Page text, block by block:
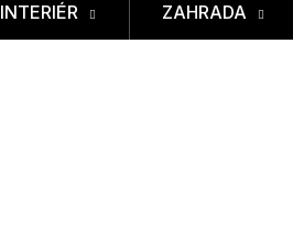
INTERIÉR ZAHRADA